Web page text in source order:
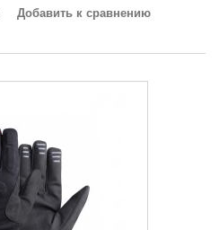
Добавить к сравнению